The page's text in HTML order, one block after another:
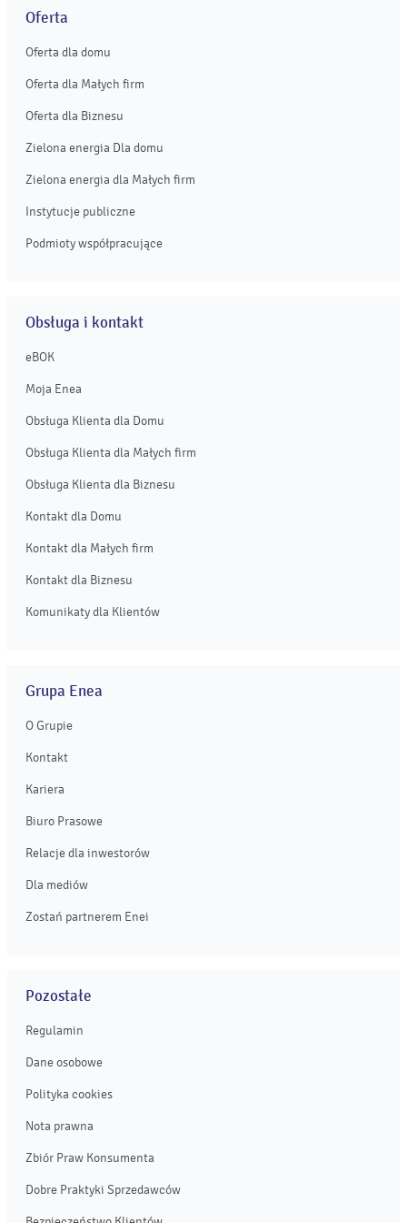
Oferta
Oferta dla domu
Oferta dla Małych firm
Oferta dla Biznesu
Zielona energia Dla domu
Zielona energia dla Małych firm
Instytucje publiczne
Podmioty współpracujące
Obsługa i kontakt
eBOK
Moja Enea
Obsługa Klienta dla Domu
Obsługa Klienta dla Małych firm
Obsługa Klienta dla Biznesu
Kontakt dla Domu
Kontakt dla Małych firm
Kontakt dla Biznesu
Komunikaty dla Klientów
Grupa Enea
O Grupie
Kontakt
Kariera
Biuro Prasowe
Relacje dla inwestorów
Dla mediów
Zostań partnerem Enei
Pozostałe
Regulamin
Dane osobowe
Polityka cookies
Nota prawna
Zbiór Praw Konsumenta
Dobre Praktyki Sprzedawców